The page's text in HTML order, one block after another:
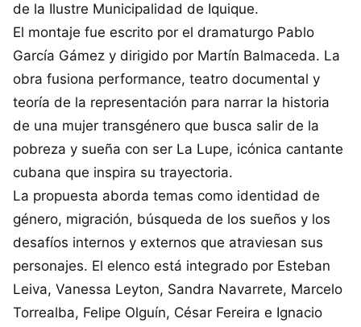
de la Ilustre Municipalidad de Iquique.
El montaje fue escrito por el dramaturgo Pablo
García Gámez y dirigido por Martín Balmaceda. La
obra fusiona performance, teatro documental y
teoría de la representación para narrar la historia
de una mujer transgénero que busca salir de la
pobreza y sueña con ser La Lupe, icónica cantante
cubana que inspira su trayectoria.
La propuesta aborda temas como identidad de
género, migración, búsqueda de los sueños y los
desafíos internos y externos que atraviesan sus
personajes. El elenco está integrado por Esteban
Leiva, Vanessa Leyton, Sandra Navarrete, Marcelo
Torrealba, Felipe Olguín, César Fereira e Ignacio